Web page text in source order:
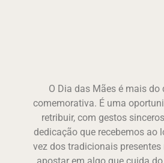
O Dia das Mães é mais do
comemorativa. É uma
retribuir, com gestos
dedicação que recebemos ao
vez dos tradicionais